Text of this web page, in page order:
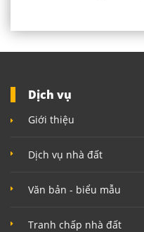
Dịch vụ
Giới thiệu
Dịch vụ nhà đất
Văn bản - biểu mẫu
Tranh chấp nhà đất